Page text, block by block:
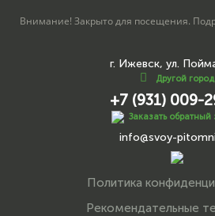
Внимание! Закрыто для посещения.
г. Ижевск, ул.
Другой город
+7 (931) 009-
Заказать обратный
info@svoy-
Политика
Рекомендательные